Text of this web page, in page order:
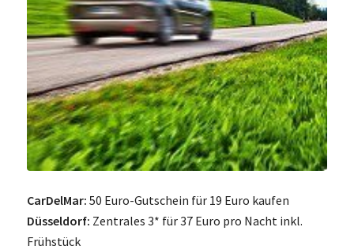
CarDelMar: 50 Euro-Gutschein für 19 Euro kaufen
Düsseldorf: Zentrales 3* für 37 Euro pro Nacht inkl.
Frühstück